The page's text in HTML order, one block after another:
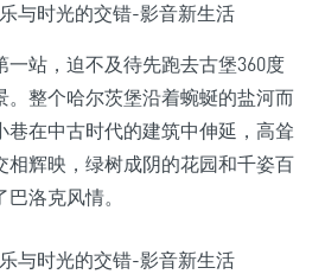
站，迫不及待先跑去古堡360度
。整个哈尔茨堡沿着蜿蜒的盐河而
巷在中古时代的建筑中伸延，高耸
相辉映，绿树成阴的花园和千姿百
洛克风情。